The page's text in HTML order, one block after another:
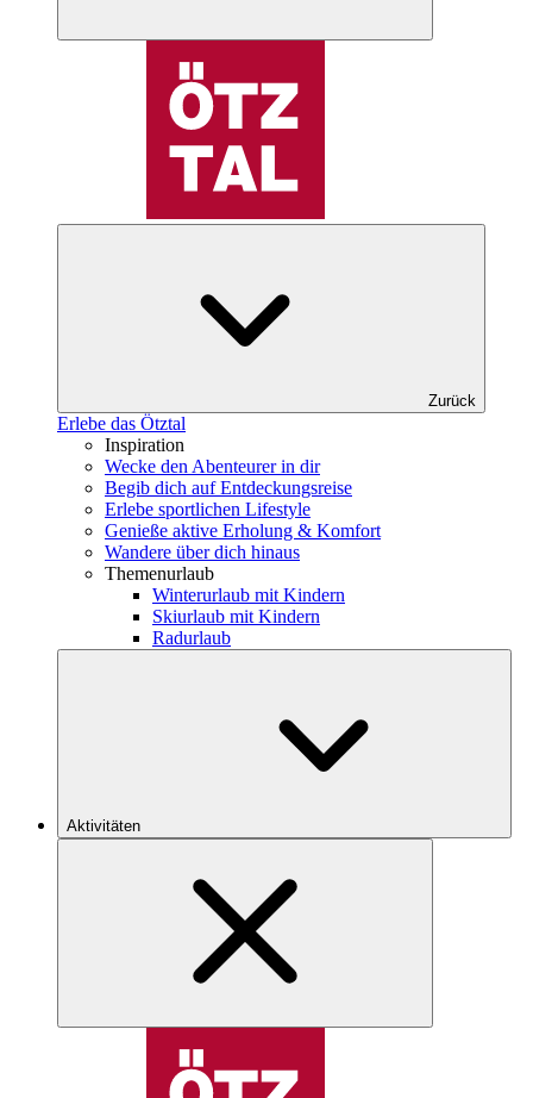
Zurück
Erlebe das Ötztal
Inspiration
Wecke den Abenteurer in dir
Begib dich auf Entdeckungsreise
Erlebe sportlichen Lifestyle
Genieße aktive Erholung & Komfort
Wandere über dich hinaus
Themenurlaub
Winterurlaub mit Kindern
Skiurlaub mit Kindern
Radurlaub
Aktivitäten